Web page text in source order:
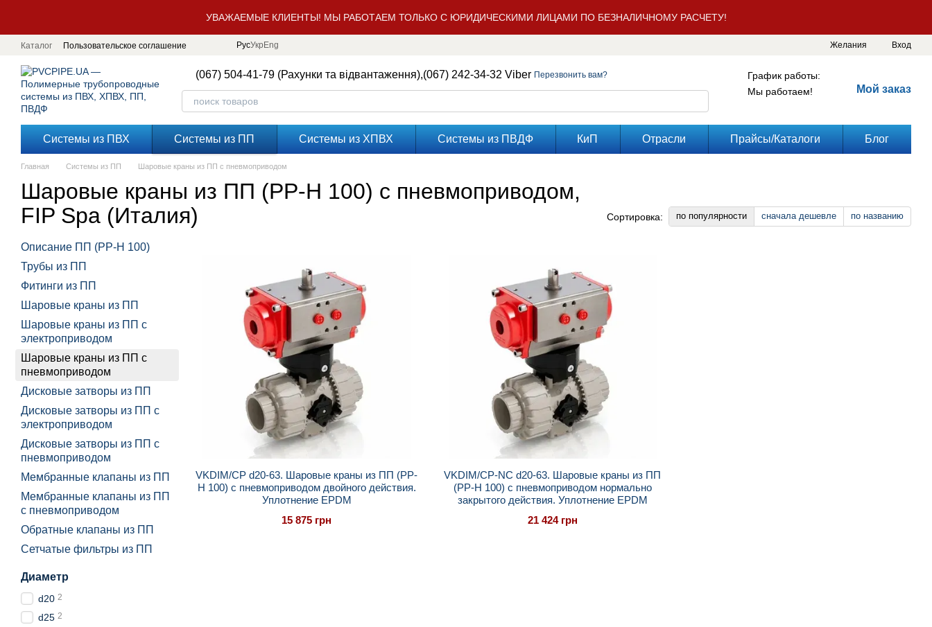
УВАЖАЕМЫЕ КЛИЕНТЫ! МЫ РАБОТАЕМ ТОЛЬКО С ЮРИДИЧЕСКИМИ ЛИЦАМИ ПО БЕЗНАЛИЧНОМУ РАСЧЕТУ!
Каталог Пользовательское соглашение РусУкр Eng Желания Вход
(067) 504-41-79 (Рахунки та відвантаження),(067) 242-34-32 Viber Перезвонить вам?
График работы:
Мы работаем!
Мой заказ
Системы из ПВХ Системы из ПП Системы из ХПВХ Системы из ПВДФ КиП Отрасли Прайсы/Каталоги Блог
Главная Системы из ПП Шаровые краны из ПП с пневмоприводом
Шаровые краны из ПП (PP-H 100) с пневмоприводом,
FIP Spa (Италия)
Сортировка: по популярности сначала дешевле по названию
VKDIM/CP d20-63. Шаровые краны из ПП (PP-
H 100) с пневмоприводом двойного действия.
Уплотнение EPDM
15 875 грн
VKDIM/CP-NC d20-63. Шаровые краны из ПП
(PP-H 100) с пневмоприводом нормально
закрытого действия. Уплотнение EPDM
21 424 грн
Описание ПП (PP-H 100)
Трубы из ПП
Фитинги из ПП
Шаровые краны из ПП
Шаровые краны из ПП с
электроприводом
Шаровые краны из ПП с
пневмоприводом
Дисковые затворы из ПП
Дисковые затворы из ПП с
электроприводом
Дисковые затворы из ПП с
пневмоприводом
Мембранные клапаны из ПП
Мембранные клапаны из ПП
с пневмоприводом
Обратные клапаны из ПП
Сетчатые фильтры из ПП
Диаметр
d20 2
d25 2